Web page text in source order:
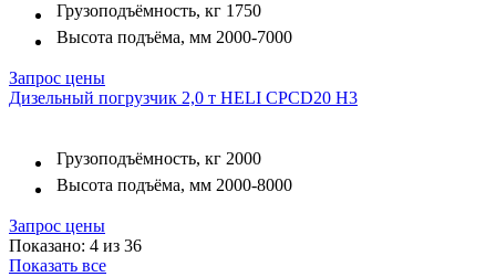
Грузоподъёмность, кг 1750
Высота подъёма, мм 2000-7000
Запрос цены
Дизельный погрузчик 2,0 т HELI CPCD20 H3
Грузоподъёмность, кг 2000
Высота подъёма, мм 2000-8000
Запрос цены
Показано: 4 из 36
Показать все